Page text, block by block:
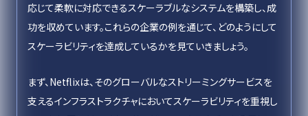
応じて柔軟に対応できるスケーラブルなシステムを構築し、成
功を収めています。これらの企業の例を通じて、どのようにして
スケーラビリティを達成しているかを見ていきましょう。
まず、Netflixは、そのグローバルなストリーミングサービスを
支えるインフラストラクチャにおいてスケーラビリティを重視し